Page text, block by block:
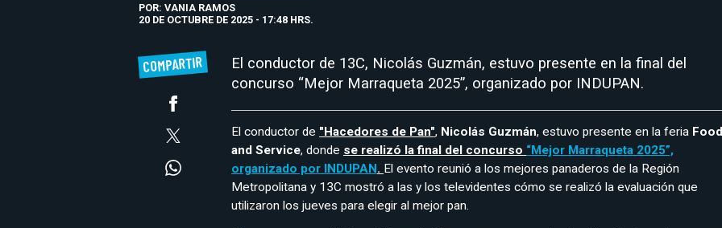
POR: VANIA RAMOS
20 DE OCTUBRE DE 2025 - 17:48 HRS.
COMPARTIR
El conductor de 13C, Nicolás Guzmán, estuvo presente en la final del
concurso “Mejor Marraqueta 2025”, organizado por INDUPAN.
El conductor de "Hacedores de Pan", Nicolás Guzmán, estuvo presente en la feria Food
and Service, donde se realizó la final del concurso “Mejor Marraqueta 2025”,
organizado por INDUPAN. El evento reunió a los mejores panaderos de la Región
Metropolitana y 13C mostró a las y los televidentes cómo se realizó la evaluación que
utilizaron los jueves para elegir al mejor pan.